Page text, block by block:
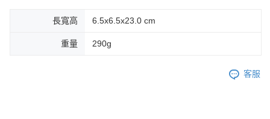
長寬高 6.5x6.5x23.0 cm
重量 290g
客服